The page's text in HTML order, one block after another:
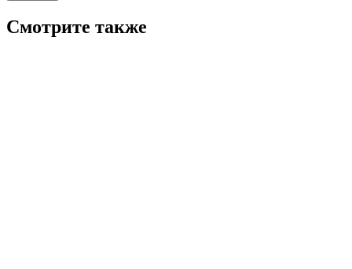
Смотрите также